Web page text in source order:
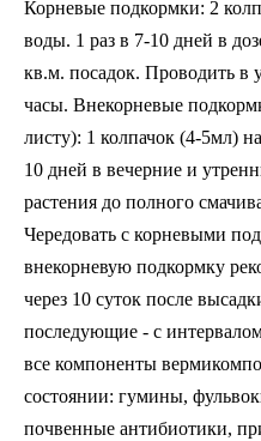
Корневые подкормки: 2
воды. 1 раз в 7-10 дней в
кв.м. посадок. Проводить в
часы. Внекорневые
листу): 1 колпачок (4-5мл)
10 дней в вечерние и
растения до полного
Чередовать с корневыми
внекорневую подкормку
через 10 суток после
последующие - с
все компоненты
состоянии: гумины,
почвенные антибиотики,